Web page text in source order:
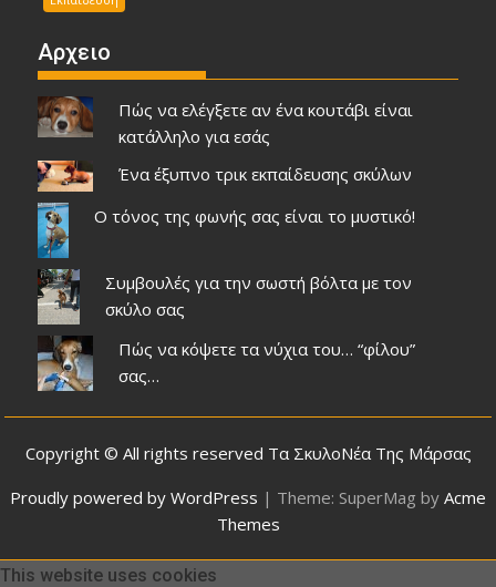
Αρχειο
Πώς να ελέγξετε αν ένα κουτάβι είναι
κατάλληλο για εσάς
Ένα έξυπνο τρικ εκπαίδευσης σκύλων
Ο τόνος της φωνής σας είναι το μυστικό!
Συμβουλές για την σωστή βόλτα με τον
σκύλο σας
Πώς να κόψετε τα νύχια του… “φίλου”
σας…
Copyright © All rights reserved Τα ΣκυλοΝέα Της Μάρσας
Proudly powered by WordPress | Theme: SuperMag by Acme
Themes
This website uses cookies